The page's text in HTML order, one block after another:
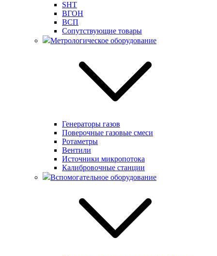
SHT
ВГОН
ВСП
Сопутствующие товары
Метрологическое оборудование
Генераторы газов
Поверочные газовые смеси
Ротаметры
Вентили
Источники микропотока
Калибровочные станции
Вспомогательное оборудование